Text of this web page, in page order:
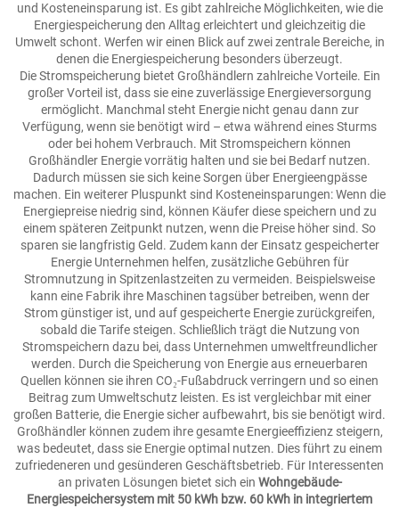
und Kosteneinsparung ist. Es gibt zahlreiche Möglichkeiten, wie die
Energiespeicherung den Alltag erleichtert und gleichzeitig die
Umwelt schont. Werfen wir einen Blick auf zwei zentrale Bereiche, in
denen die Energiespeicherung besonders überzeugt.
Die Stromspeicherung bietet Großhändlern zahlreiche Vorteile. Ein
großer Vorteil ist, dass sie eine zuverlässige Energieversorgung
ermöglicht. Manchmal steht Energie nicht genau dann zur
Verfügung, wenn sie benötigt wird – etwa während eines Sturms
oder bei hohem Verbrauch. Mit Stromspeichern können
Großhändler Energie vorrätig halten und sie bei Bedarf nutzen.
Dadurch müssen sie sich keine Sorgen über Energieengpässe
machen. Ein weiterer Pluspunkt sind Kosteneinsparungen: Wenn die
Energiepreise niedrig sind, können Käufer diese speichern und zu
einem späteren Zeitpunkt nutzen, wenn die Preise höher sind. So
sparen sie langfristig Geld. Zudem kann der Einsatz gespeicherter
Energie Unternehmen helfen, zusätzliche Gebühren für
Stromnutzung in Spitzenlastzeiten zu vermeiden. Beispielsweise
kann eine Fabrik ihre Maschinen tagsüber betreiben, wenn der
Strom günstiger ist, und auf gespeicherte Energie zurückgreifen,
sobald die Tarife steigen. Schließlich trägt die Nutzung von
Stromspeichern dazu bei, dass Unternehmen umweltfreundlicher
werden. Durch die Speicherung von Energie aus erneuerbaren
Quellen können sie ihren CO₂-Fußabdruck verringern und so einen
Beitrag zum Umweltschutz leisten. Es ist vergleichbar mit einer
großen Batterie, die Energie sicher aufbewahrt, bis sie benötigt wird.
Großhändler können zudem ihre gesamte Energieeffizienz steigern,
was bedeutet, dass sie Energie optimal nutzen. Dies führt zu einem
zufriedeneren und gesünderen Geschäftsbetrieb. Für Interessenten
an privaten Lösungen bietet sich ein Wohngebäude-
Energiespeichersystem mit 50 kWh bzw. 60 kWh in integriertem